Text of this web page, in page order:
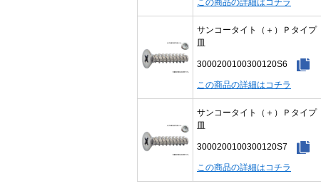
この商品の詳細はコチラ
サンコータイト（＋）Ｐタイプ
皿
3000200100300120S6
この商品の詳細はコチラ
サンコータイト（＋）Ｐタイプ
皿
3000200100300120S7
この商品の詳細はコチラ